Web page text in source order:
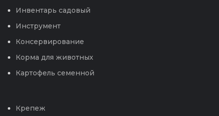
Инвентарь садовый
Инструмент
Консервирование
Корма для животных
Картофель семенной
Крепеж